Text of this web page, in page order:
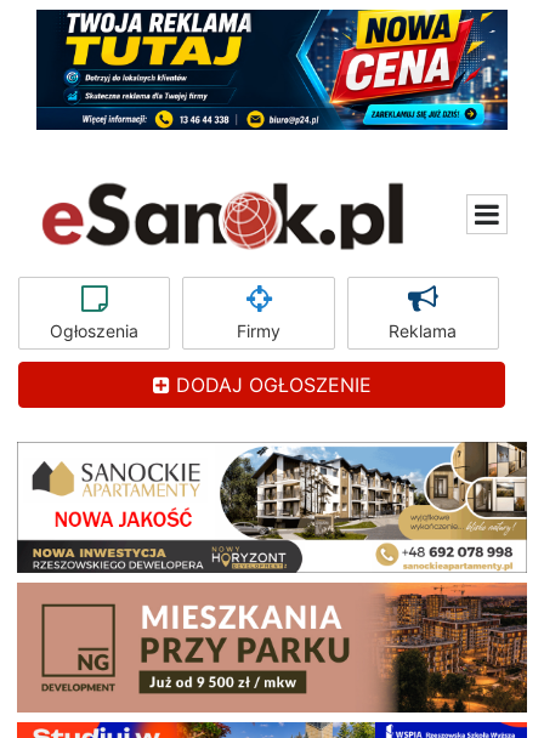
Ogłoszenia Firmy Reklama
DODAJ OGŁOSZENIE